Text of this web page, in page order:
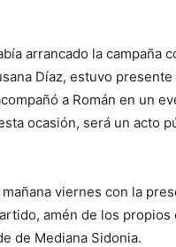
arrancado la campaña
Díaz, estuvo
a Román en un
ocasión, será un acto
viernes con la
amén de los propios
de Mediana Sidonia.